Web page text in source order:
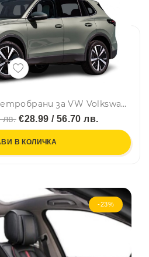
Комплект от 4бр. ветробрани за VW Volkswagen TIGUAN III 2024 - 2026 г.
лв.€28.99 / 56.70 лв.
В КОЛИЧКА
-23%